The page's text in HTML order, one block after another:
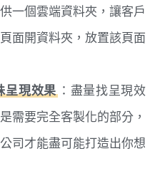
一個雲端資料夾，讓客戶
面開資料夾，放置該頁面
呈現效果 ：盡量找呈現效
需要完全客製化的部分，
司才能盡可能打造出你想